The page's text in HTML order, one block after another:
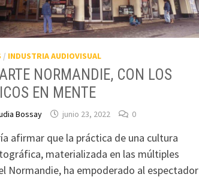
/ INDUSTRIA AUDIOVISUAL
NORMANDIE, CON LOS
EN MENTE
Bossay junio 23, 2022 0
afirmar que la práctica de una cultura
materializada en las múltiples
Normandie, ha empoderado al espectador